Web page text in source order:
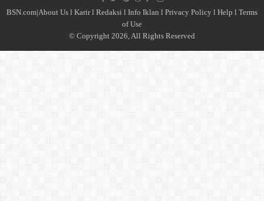
BSN.com|About Us l Karirl Redaksi l Info Iklan l Privacy Policy l Help l Terms
of Use
© Copyright 2026, All Rights Reserved